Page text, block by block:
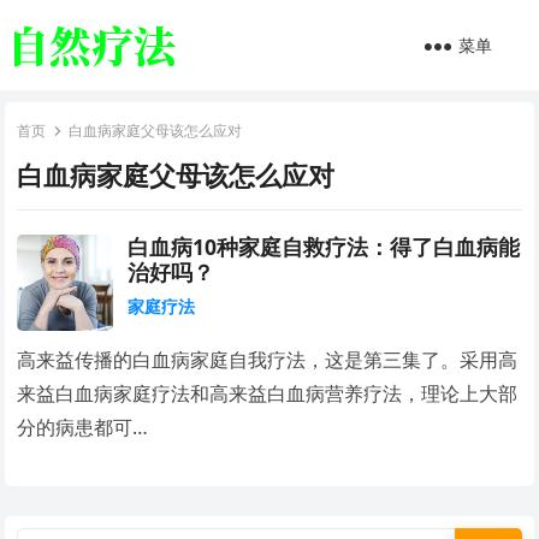
菜单
首页 白血病家庭父母该怎么应对
白血病家庭父母该怎么应对
白血病10种家庭自救疗法：得了白血病能
治好吗？
家庭疗法
高来益传播的白血病家庭自我疗法，这是第三集了。采用高
来益白血病家庭疗法和高来益白血病营养疗法，理论上大部
分的病患都可…